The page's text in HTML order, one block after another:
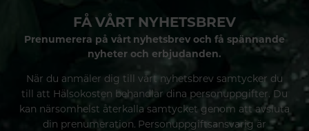
FÅ VÅRT NYHETSBREV
Prenumerera på vårt nyhetsbrev och få spännande
nyheter och erbjudanden.
När du anmäler dig till vårt nyhetsbrev samtycker du
till att Hälsokosten behandlar dina personuppgifter. Du
kan närsomhelst återkalla samtycket genom att avsluta
din prenumeration. Personuppgiftsansvarig är